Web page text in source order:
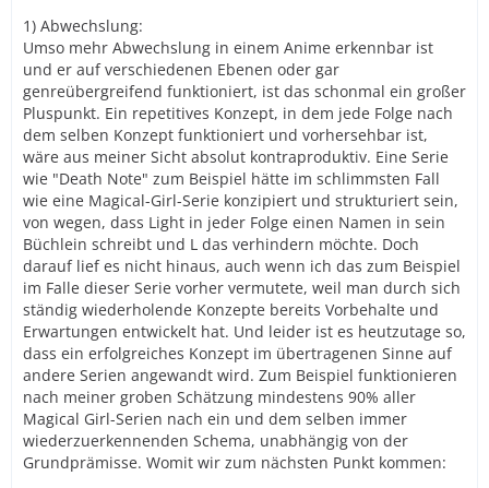
1) Abwechslung:
Umso mehr Abwechslung in einem Anime erkennbar ist
und er auf verschiedenen Ebenen oder gar
genreübergreifend funktioniert, ist das schonmal ein großer
Pluspunkt. Ein repetitives Konzept, in dem jede Folge nach
dem selben Konzept funktioniert und vorhersehbar ist,
wäre aus meiner Sicht absolut kontraproduktiv. Eine Serie
wie "Death Note" zum Beispiel hätte im schlimmsten Fall
wie eine Magical-Girl-Serie konzipiert und strukturiert sein,
von wegen, dass Light in jeder Folge einen Namen in sein
Büchlein schreibt und L das verhindern möchte. Doch
darauf lief es nicht hinaus, auch wenn ich das zum Beispiel
im Falle dieser Serie vorher vermutete, weil man durch sich
ständig wiederholende Konzepte bereits Vorbehalte und
Erwartungen entwickelt hat. Und leider ist es heutzutage so,
dass ein erfolgreiches Konzept im übertragenen Sinne auf
andere Serien angewandt wird. Zum Beispiel funktionieren
nach meiner groben Schätzung mindestens 90% aller
Magical Girl-Serien nach ein und dem selben immer
wiederzuerkennenden Schema, unabhängig von der
Grundprämisse. Womit wir zum nächsten Punkt kommen: